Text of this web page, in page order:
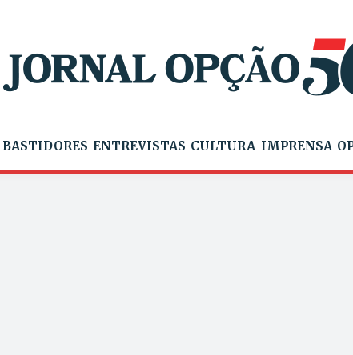
BASTIDORES ENTREVISTAS CULTURA IMPRENSA